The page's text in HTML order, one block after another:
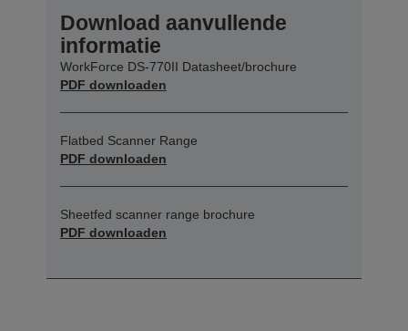
Download aanvullende
informatie
WorkForce DS-770II Datasheet/brochure
PDF downloaden
Flatbed Scanner Range
PDF downloaden
Sheetfed scanner range brochure
PDF downloaden